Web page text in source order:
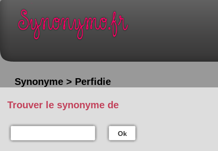
Synonyme > Perfidie
Trouver le synonyme de
Ok